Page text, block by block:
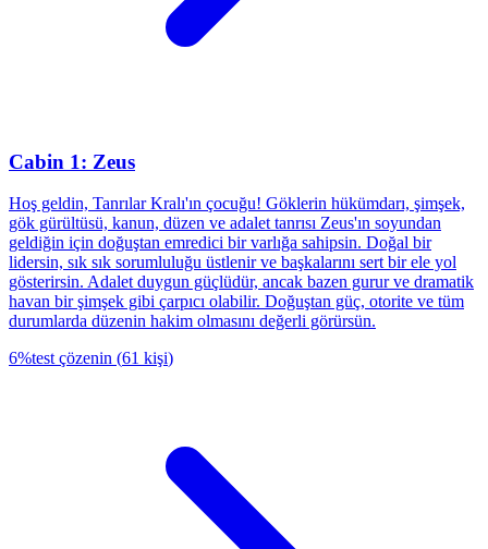
Cabin 1: Zeus
Hoş geldin, Tanrılar Kralı'ın çocuğu! Göklerin hükümdarı, şimşek,
gök gürültüsü, kanun, düzen ve adalet tanrısı Zeus'ın soyundan
geldiğin için doğuştan emredici bir varlığa sahipsin. Doğal bir
lidersin, sık sık sorumluluğu üstlenir ve başkalarını sert bir ele yol
gösterirsin. Adalet duygun güçlüdür, ancak bazen gurur ve dramatik
havan bir şimşek gibi çarpıcı olabilir. Doğuştan güç, otorite ve tüm
durumlarda düzenin hakim olmasını değerli görürsün.
6%test çözenin (61 kişi)